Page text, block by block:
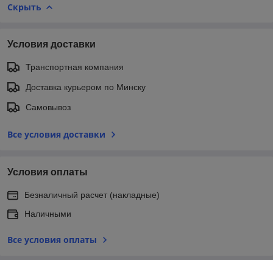
Скрыть
Условия доставки
Транспортная компания
Доставка курьером по Минску
Самовывоз
Все условия доставки
Условия оплаты
Безналичный расчет (накладные)
Наличными
Все условия оплаты